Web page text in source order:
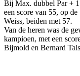
Bij Max. dubbel Par +
een score van 55, op
Weiss, beiden met 57.
Van de heren was de
kampioen, met een
Bijmold en Bernard